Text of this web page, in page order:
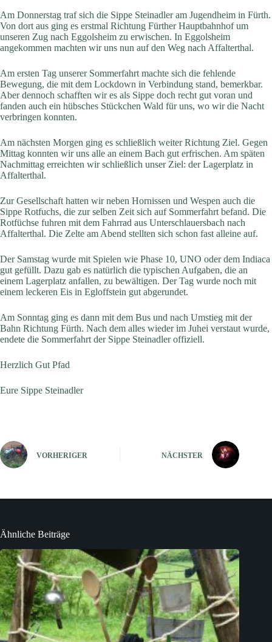
Am Donnerstag traf sich die Sippe Steinadler am Jugendheim in Fürth.
Von dort aus ging es erstmal Richtung Fürther Hauptbahnhof um
unseren Zug nach Eggolsheim zu erwischen. In Eggolsheim
angekommen machten wir uns nun auf den Weg nach Affalterthal.
Am ersten Tag unserer Sommerfahrt machte sich die fehlende
Bewegung, die mit dem Lockdown in Verbindung stand, bemerkbar.
Aber dennoch schafften wir es als Sippe doch recht gut voran und
fanden auch ein hübsches Stückchen Wald für uns, wo wir die Nacht
verbringen konnten.
Am nächsten Morgen ging es schließlich weiter Richtung Ziel. Gegen
Mittag konnten wir uns alle an einem Bach gut erfrischen. Am späten
Nachmittag erreichten wir schließlich unser Ziel: der Lagerplatz in
Affalterthal.
Zur Gesellschaft hatten wir neben Hornissen und Wespen auch die
Sippe Rotfuchs, die zur selben Zeit sich auf Sommerfahrt befand. Die
Rotfüchse fuhren mit dem Fahrrad aus Unterschlauersbach nach
Affalterthal. Die Zelte am Abend stellten sich schon fast alleine auf.
Der Samstag wurde mit Spielen wie Phase 10, UNO oder dem Indiaca
gut gefüllt. Dazu gab es natürlich die typischen Aufgaben, die an
einem Lagerplatz anfallen, zu bewältigen. Der Tag wurde noch mit
einem leckeren Eis in Egloffstein gut abgerundet.
Am Sonntag ging es dann mit dem Bus und nach Umstieg mit der
Bahn Richtung Fürth. Nach dem alles wieder im Juhei verstaut wurde,
endete die Sommerfahrt der Sippe Steinadler offiziell.
Herzlich Gut Pfad
Eure Sippe Steinadler
VORHERIGER NÄCHSTER
Ähnliche Beiträge